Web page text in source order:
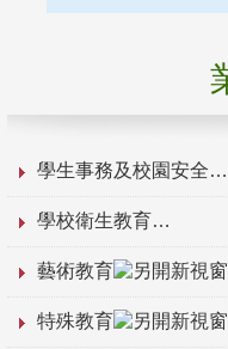
學生事務及校園安全
學校衛生教育
藝術教育
特殊教育